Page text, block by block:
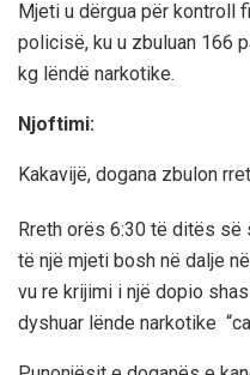
Mjeti u dërgua për kontroll
policisë, ku u zbuluan 166
kg lëndë narkotike.
Njoftimi:
Kakavijë, dogana zbulon
Rreth orës 6:30 të ditës
të një mjeti bosh në dalje
vu re krijimi i një dopio
dyshuar lënde narkotike